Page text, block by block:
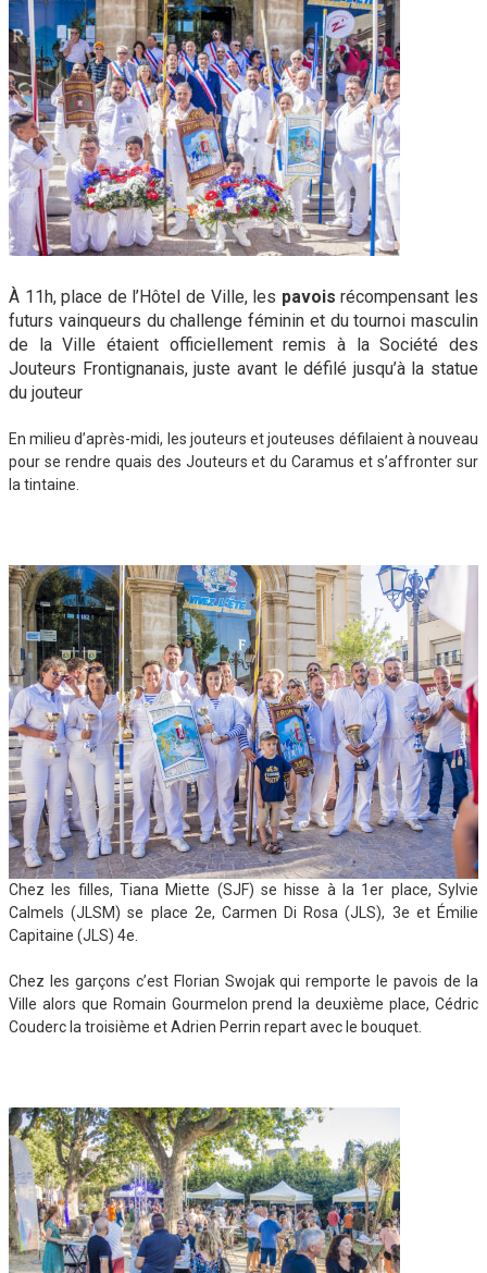
À 11h,place de l’Hôtel de Ville, les pavois récompensant les
futurs vainqueurs du challenge féminin et du tournoi masculin
de la Ville étaient officiellement remis à la Société des
Jouteurs Frontignanais, juste avant le défilé jusqu’à la statue
du jouteur
En milieu d’après-midi, les jouteurs et jouteuses défilaient à nouveau
pour se rendre quais des Jouteurs et du Caramus et s’affronter sur
la tintaine.
Chez les filles, Tiana Miette (SJF) se hisse à la 1er place, Sylvie
Calmels (JLSM) se place 2e, Carmen Di Rosa (JLS), 3e et Émilie
Capitaine (JLS) 4e.
Chez les garçons c’est Florian Swojak qui remporte le pavois de la
Ville alors que Romain Gourmelon prend la deuxième place, Cédric
Couderc la troisième et Adrien Perrin repart avec le bouquet.